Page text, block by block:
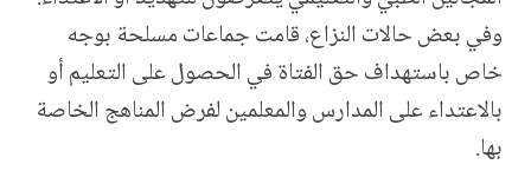
وفي بعض حالات النزاع، قامت جماعات مسلحة بوجه
خاص باستهداف حق الفتاة في الحصول على التعليم أو
بالاعتداء على المدارس والمعلمين لفرض المناهج الخاصة
بها.